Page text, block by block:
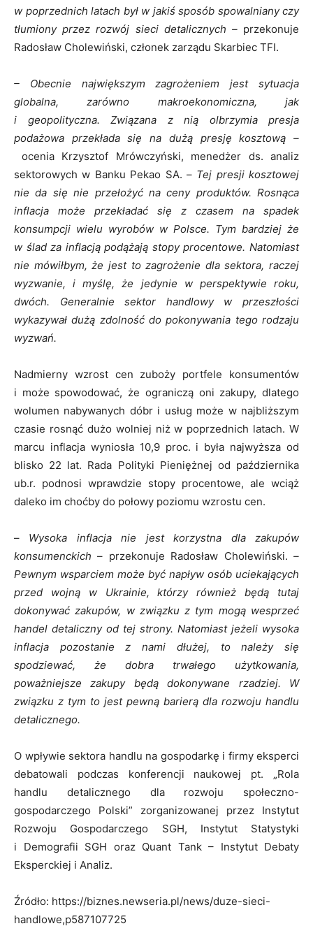
w poprzednich latach był w jakiś sposób spowalniany czy
tłumiony przez rozwój sieci detalicznych –przekonuje
Radosław Cholewiński, członek zarządu Skarbiec TFI.
– Obecnie największym zagrożeniem jest sytuacja
globalna, zarówno makroekonomiczna, jak
i geopolityczna. Związana z nią olbrzymia presja
podażowa przekłada się na dużą presję kosztową –
ocenia Krzysztof Mrówczyński, menedżer ds. analiz
sektorowych w Banku Pekao SA. –Tej presji kosztowej
nie da się nie przełożyć na ceny produktów. Rosnąca
inflacja może przekładać się z czasem na spadek
konsumpcji wielu wyrobów w Polsce. Tym bardziej że
w ślad za inflacją podążają stopy procentowe. Natomiast
nie mówiłbym, że jest to zagrożenie dla sektora, raczej
wyzwanie, i myślę, że jedynie w perspektywie roku,
dwóch. Generalnie sektor handlowy w przeszłości
wykazywał dużą zdolność do pokonywania tego rodzaju
wyzwań.
Nadmierny wzrost cen zuboży portfele konsumentów
i może spowodować, że ograniczą oni zakupy, dlatego
wolumen nabywanych dóbr i usług może w najbliższym
czasie rosnąć dużo wolniej niż w poprzednich latach. W
marcu inflacja wyniosła 10,9 proc. i była najwyższa od
blisko 22 lat. Rada Polityki Pieniężnej od października
ub.r. podnosi wprawdzie stopy procentowe, ale wciąż
daleko im choćby do połowy poziomu wzrostu cen.
– Wysoka inflacja nie jest korzystna dla zakupów
konsumenckich – przekonuje Radosław Cholewiński. –
Pewnym wsparciem może być napływ osób uciekających
przed wojną w Ukrainie, którzy również będą tutaj
dokonywać zakupów, w związku z tym mogą wesprzeć
handel detaliczny od tej strony. Natomiast jeżeli wysoka
inflacja pozostanie z nami dłużej, to należy się
spodziewać, że dobra trwałego użytkowania,
poważniejsze zakupy będą dokonywane rzadziej. W
związku z tym to jest pewną barierą dla rozwoju handlu
detalicznego.
O wpływie sektora handlu na gospodarkę i firmy eksperci
debatowali podczas konferencji naukowej pt. „Rola
handlu detalicznego dla rozwoju społeczno-
gospodarczego Polski” zorganizowanej przez Instytut
Rozwoju Gospodarczego SGH, Instytut Statystyki
i Demografii SGH oraz Quant Tank – Instytut Debaty
Eksperckiej i Analiz.
Źródło: https://biznes.newseria.pl/news/duze-sieci-
handlowe,p587107725